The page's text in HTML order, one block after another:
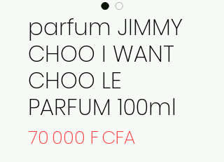
parfum JIMMY
CHOO I WANT
CHOO LE
PARFUM 100ml
70 000 F CFAPrix